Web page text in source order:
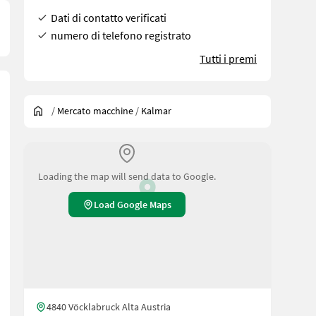
Dati di contatto verificati
numero di telefono registrato
Tutti i premi
/ Mercato macchine / Kalmar
Loading the map will send data to Google.
Load Google Maps
4840 Vöcklabruck Alta Austria